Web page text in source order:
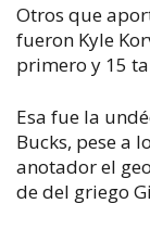
Otros que
fueron Kyle
primero y 15
Esa fue la
Bucks, pese a
anotador el
de del griego